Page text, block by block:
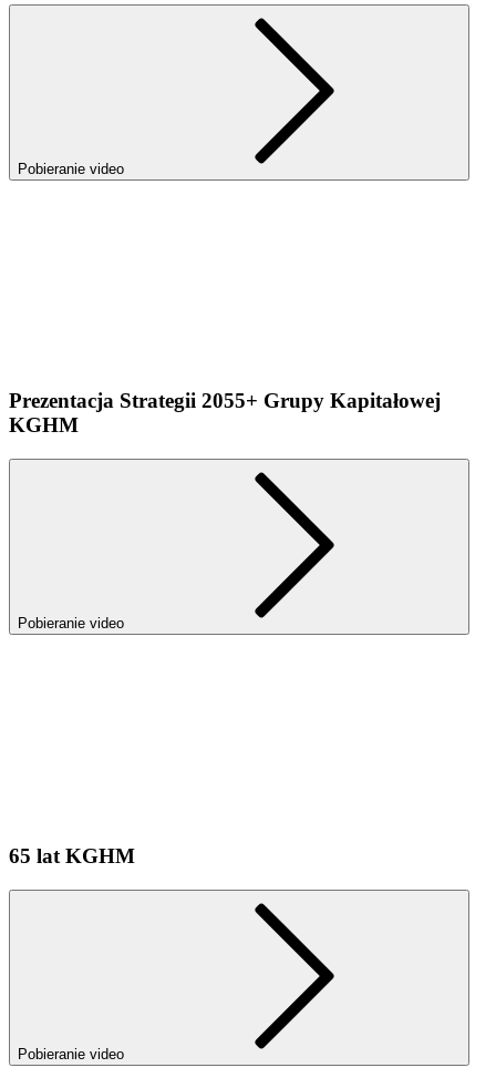
Pobieranie video
Prezentacja Strategii 2055+ Grupy Kapitałowej
KGHM
Pobieranie video
65 lat KGHM
Pobieranie video